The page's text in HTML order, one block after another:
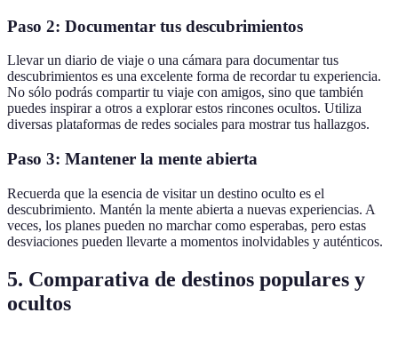
Paso 2: Documentar tus descubrimientos
Llevar un diario de viaje o una cámara para documentar tus
descubrimientos es una excelente forma de recordar tu experiencia.
No sólo podrás compartir tu viaje con amigos, sino que también
puedes inspirar a otros a explorar estos rincones ocultos. Utiliza
diversas plataformas de redes sociales para mostrar tus hallazgos.
Paso 3: Mantener la mente abierta
Recuerda que la esencia de visitar un destino oculto es el
descubrimiento. Mantén la mente abierta a nuevas experiencias. A
veces, los planes pueden no marchar como esperabas, pero estas
desviaciones pueden llevarte a momentos inolvidables y auténticos.
5. Comparativa de destinos populares y
ocultos